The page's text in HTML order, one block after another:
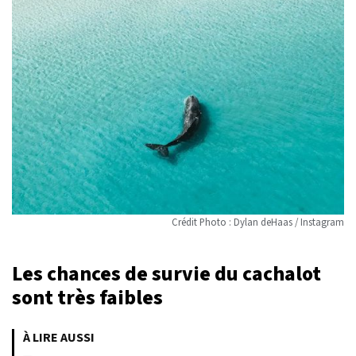
Crédit Photo : Dylan deHaas / Instagram
Les chances de survie du cachalot
sont très faibles
À LIRE AUSSI